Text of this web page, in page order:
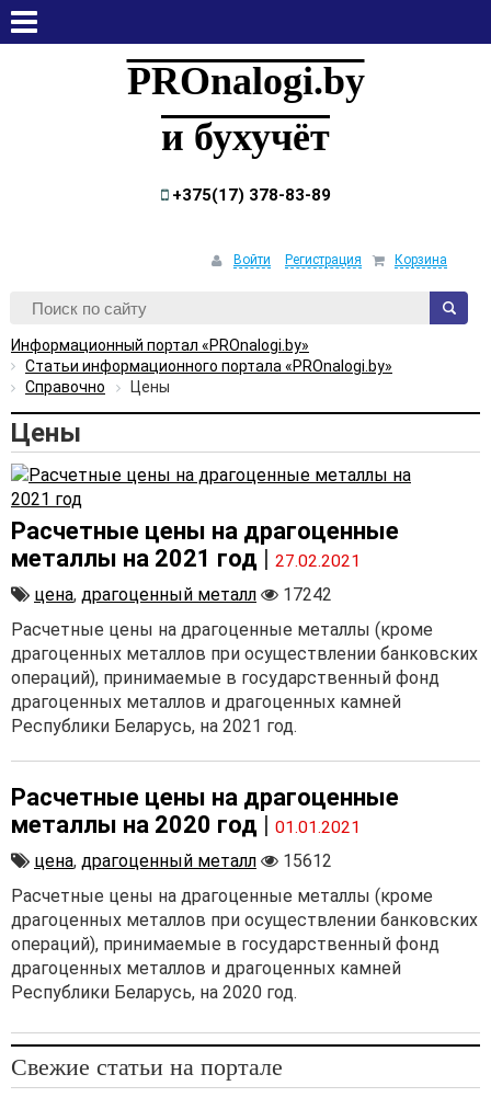
PROnalogi.by
и бухучёт
+375(17) 378-83-89
Войти Регистрация Корзина
Информационный портал «PROnalogi.by»
Статьи информационного портала «PROnalogi.by»
Справочно
Цены
Цены
Расчетные цены на драгоценные
металлы на 2021 год | 27.02.2021
цена, драгоценный металл
17242
Расчетные цены на драгоценные металлы (кроме
драгоценных металлов при осуществлении банковских
операций), принимаемые в государственный фонд
драгоценных металлов и драгоценных камней
Республики Беларусь, на 2021 год.
Расчетные цены на драгоценные
металлы на 2020 год | 01.01.2021
цена, драгоценный металл
15612
Расчетные цены на драгоценные металлы (кроме
драгоценных металлов при осуществлении банковских
операций), принимаемые в государственный фонд
драгоценных металлов и драгоценных камней
Республики Беларусь, на 2020 год.
Свежие статьи на портале